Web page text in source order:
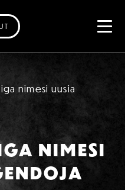
nimesi uusia
NIMESI